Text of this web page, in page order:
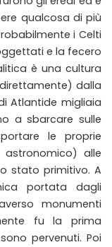
qualcosa di più
i Celti
e la fecero
è una cultura
dalla
Atlantide migliaia
a sbarcare sulle
le proprie
alle
stato primitivo. A
portata dagli
monumenti
fu la prima
pervenuti. Poi